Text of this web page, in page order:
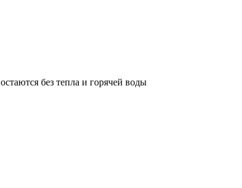
без тепла и горячей воды